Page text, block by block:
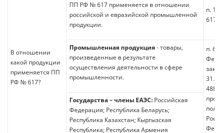
В отношении
какой продукции
применяется ПП
РФ № 617?
ПП РФ № 617 применяется в отношении
российской и евразийской промышленной
продукции.
п. 1-
617
Промышленная продукция- товары,
произведенные в результате
осуществления деятельности в сфере
промышленности.
п. 6
488-
Государства – члены ЕАЭС: Российская
Федерация; Республика Беларусь;
Республика Казахстан; Кыргызская
Республика; Республика Армения